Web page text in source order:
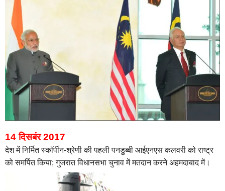
14 दिसबंर 2017
देश में निर्मित स्कॉर्पीन-श्रेणी की पहली पनडुब्बी आईएनएस कलवरी को राष्ट्र
को समर्पित किया; गुजरात विधानसभा चुनाव में मतदान करने अहमदाबाद में।